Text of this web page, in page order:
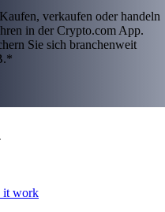
verkaufen oder handeln
in der Crypto.com App.
Sie sich branchenweit